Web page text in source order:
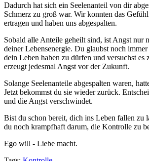
Dadurch hat sich ein Seelenanteil von dir
Schmerz zu groß war. Wir konnten das
ertragen und haben uns abgespalten.
Sobald alle Anteile geheilt sind, ist Angst nur
deiner Lebensenergie. Du glaubst noch
dein Leben haben zu dürfen und versuchst es
erzeugt jedesmal Angst vor der Zukunft.
Solange Seelenanteile abgespalten waren,
Jetzt bekommst du sie wieder zurück.
und die Angst verschwindet.
Bist du schon bereit, dich ins Leben fallen zu
du noch krampfhaft darum, die Kontrolle zu
Ego will - Liebe macht.